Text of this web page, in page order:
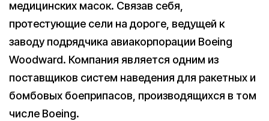
медицинских масок. Связав себя,
протестующие сели на дороге, ведущей к
заводу подрядчика авиакорпорации Boeing
Woodward. Компания является одним из
поставщиков систем наведения для ракетных и
бомбовых боеприпасов, производящихся в том
числе Boeing.